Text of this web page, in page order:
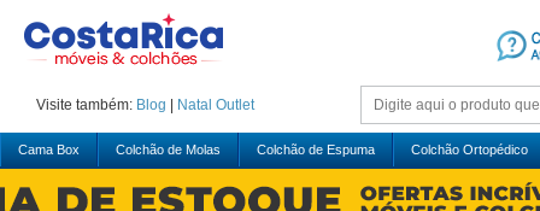
Visite também: Blog Natal Outlet
Cama Box Colchão de Molas Colchão de Espuma Colchão Ortopédico